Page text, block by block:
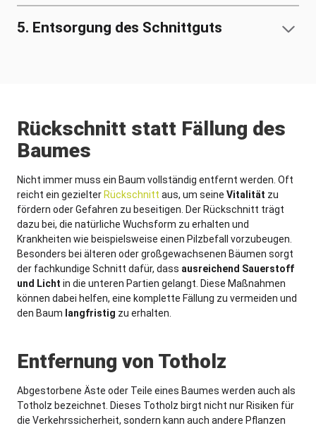
5. Entsorgung des Schnittguts
Rückschnitt statt Fällung des
Baumes
Nicht immer muss ein Baum vollständig entfernt werden. Oft
reicht ein gezielterRückschnitt aus, um seine Vitalität zu
fördern oder Gefahren zu beseitigen. Der Rückschnitt trägt
dazu bei, die natürliche Wuchsform zu erhalten und
Krankheiten wie beispielsweise einen Pilzbefall vorzubeugen.
Besonders bei älteren oder großgewachsenen Bäumen sorgt
der fachkundige Schnitt dafür, dass ausreichend Sauerstoff
und Licht in die unteren Partien gelangt. Diese Maßnahmen
können dabei helfen, eine komplette Fällung zu vermeiden und
den Baum langfristig zu erhalten.
Entfernung von Totholz
Abgestorbene Äste oder Teile eines Baumes werden auch als
Totholz bezeichnet. Dieses Totholz birgt nicht nur Risiken für
die Verkehrssicherheit, sondern kann auch andere Pflanzen